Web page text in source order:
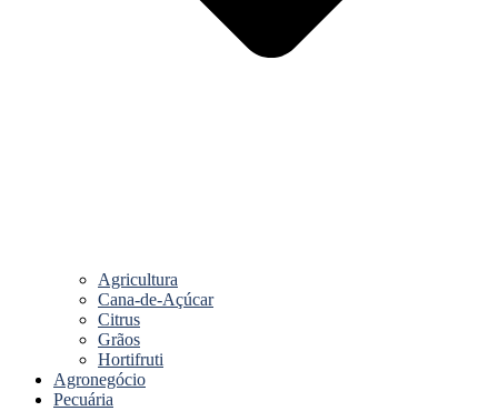
Agricultura
Cana-de-Açúcar
Citrus
Grãos
Hortifruti
Agronegócio
Pecuária